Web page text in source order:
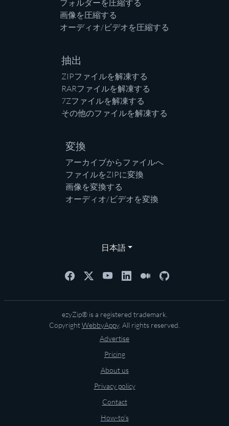
フォルダーを圧縮する
画像を圧縮する
オーディオ/ビデオを圧縮する
抽出
ZIPファイルを解凍する
RARファイルを解凍する
7Zファイルを解凍する
その他のファイルを解凍する
変換
アーカイブからファイルへ
ファイルをZIPに変換
画像を変換する
オーディオ/ビデオを変換
日本語
ezyZip® is a registered trademark.
CopyrightWebbyAppy. All rights reserved.
Advertise
Pricing
About us
Privacy policy
Contact
How-to's